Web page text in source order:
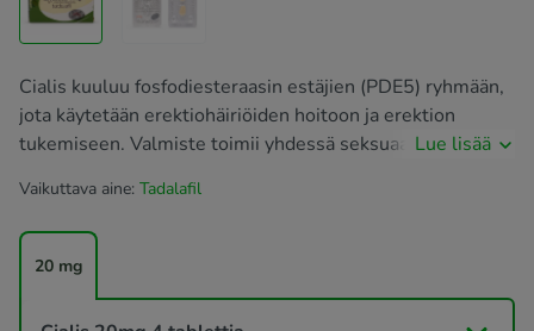
Cialis kuuluu fosfodiesteraasin estäjien (PDE5) ryhmään,
jota käytetään erektiohäiriöiden hoitoon ja erektion
tukemiseen. Valmiste toimii yhdessä seksuaalisen
erektion saavuttamiseksi ja ylläpitämiseksi. Se alkaa
vaikuttaa 15 minuutin kuluttua nauttimisesta ja vaikutus
kestää 36 tuntia.
Erektiolääke Cialis sisältää tadalafil ja sitä on saatavana
Lue lisää
Vaikuttava aine: Tadalafil
20 mg